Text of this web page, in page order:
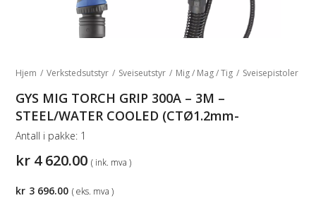
Hjem / Verkstedsutstyr / Sveiseutstyr / Mig / Mag / Tig / Sveisepistoler
GYS MIG TORCH GRIP 300A – 3M –
STEEL/WATER COOLED (CTØ1.2mm-
kr 4 620.00 ( ink. mva )
Antall i pakke: 1
kr 3 696.00 ( eks. mva )